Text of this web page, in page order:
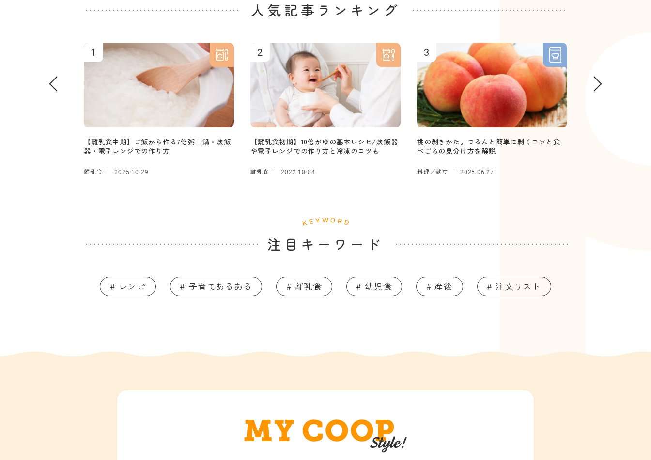
人気記事ランキング
1
【離乳食中期】ご飯から作る7倍粥｜鍋・炊飯
器・電子レンジでの作り方
離乳食 2025.10.29
2
【離乳食初期】10倍がゆの基本レシピ/炊飯器
や電子レンジでの作り方と冷凍のコツも
離乳食 2022.10.04
3
桃の剥きかた。つるんと簡単に剥くコツと食
べごろの見分け方を解説
料理／献立 2025.06.27
注目キーワード
# レシピ # 子育てあるある # 離乳食 # 幼児食 # 産後 # 注文リスト